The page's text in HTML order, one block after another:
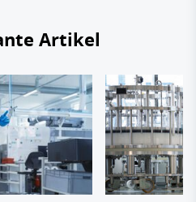
Artikel